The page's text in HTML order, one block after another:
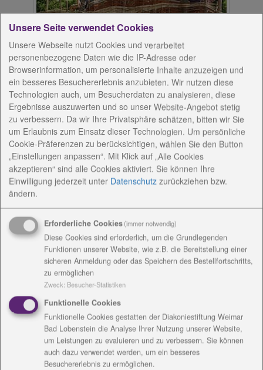
Weidenfrau Linda im Sinnesgarten
Weidenfrau Linda wird noch lange an das Jahresfest
2012 der Evang. Stiftung Christopherushof in
Altengesees erinnern. Denn sie ist als
Gemeinschaftsprojekt von Beschäftigten,
Angehörigen, Mitarbeitenden und Gästen der Wohn-
und Werkstätten in Altengesees im Sinnesgarten
entstanden.
Katharina Relius vom Förderbereich und Kerstin
Kluge vom Berufsbildungsbereich der Werkstätten
Christopherushof waren auf der Suche nach einem
Windschutz für die Feuerstelle im Sinnesgarten.
Durch Kontakt zu der Wurzbacher Holzbildhauerin
Judith Franke kam die Idee zu einem Weidengeflecht.
Das Geflecht hat einen Kopf aus Lindenholz
bekommen. Schon vor dem Jahresfest wurde das
Unsere Seite verwendet Cookies
Unsere Webseite nutzt Cookies und verarbeitet
personenbezogene Daten wie die IP-Adresse oder
Browserinformation, um personalisierte Inhalte anzuzeigen und
ein besseres Besuchererlebnis anzubieten. Wir nutzen diese
Technologien auch, um Besucherdaten zu analysieren, diese
Ergebnisse auszuwerten und so unser Website-Angebot stetig
zu verbessern. Da wir Ihre Privatsphäre schätzen, bitten wir Sie
um Erlaubnis zum Einsatz dieser Technologien. Um persönliche
Cookie-Präferenzen zu berücksichtigen, wählen Sie den Button
„Einstellungen anpassen“. Mit Klick auf „Alle Cookies
akzeptieren“ sind alle Cookies aktiviert. Sie können Ihre
Einwilligung jederzeit unter Datenschutz zurückziehen bzw.
ändern.
Erforderliche Cookies(immer notwendig)
Diese Cookies sind erforderlich, um die Grundlegenden
Funktionen unserer Website, wie z.B. die Bereitstellung einer
sicheren Anmeldung oder das Speichern des Bestellfortschritts,
zu ermöglichen
Zweck: Besucher-Statistiken
Funktionelle Cookies
Funktionelle Cookies gestatten der Diakoniestiftung Weimar
Bad Lobenstein die Analyse Ihrer Nutzung unserer Website,
um Leistungen zu evaluieren und zu verbessern. Sie können
auch dazu verwendet werden, um ein besseres
Besuchererlebnis zu ermöglichen.